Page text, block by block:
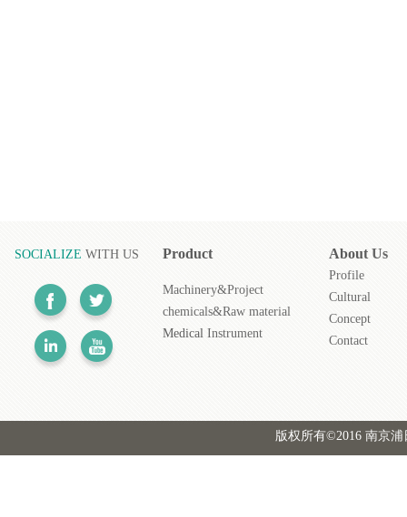
Product
Machinery&Project
chemicals&Raw material
Medical Instrument
SOCIALIZE WITH US About Us
Profile
Cultural
Concept
Contact
版权所有©2016 南京浦